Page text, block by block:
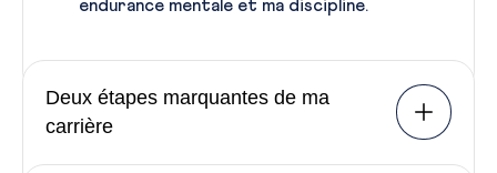
endurance mentale et ma discipline.
Deux étapes marquantes de ma
carrière